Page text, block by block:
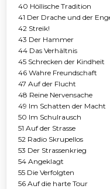
40 Höllische Tradition
41 Der Drache und der
42 Streik!
43 Der Hammer
44 Das Verhältnis
45 Schrecken der Kindheit
46 Wahre Freundschaft
47 Auf der Flucht
48 Reine Nervensache
49 Im Schatten der Macht
50 Im Schulrausch
51 Auf der Strasse
52 Radio Skrupellos
53 Der Strassenkrieg
54 Angeklagt
55 Die Verfolgten
56 Auf die harte Tour